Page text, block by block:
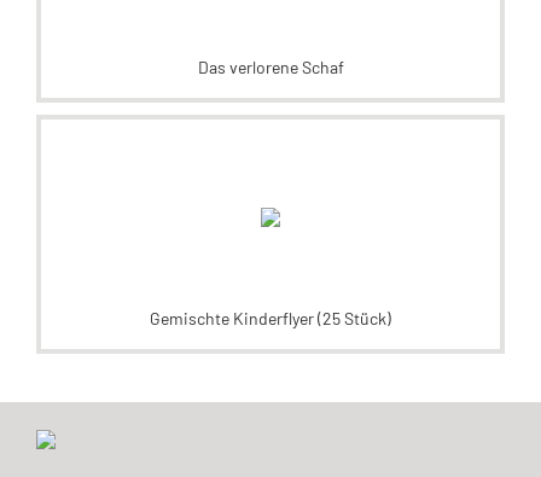
Das verlorene Schaf
Gemischte Kinderflyer (25 Stück)